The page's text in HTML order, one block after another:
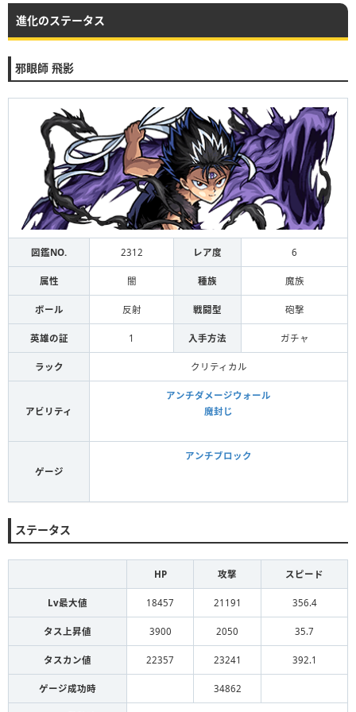
進化のステータス
邪眼師 飛影
図鑑NO. 2312 レア度 6
属性 闇 種族 魔族
ボール 反射 戦闘型 砲撃
英雄の証 1 入手方法 ガチャ
ラック クリティカル
アビリティ
アンチダメージウォール
魔封じ
ゲージ
アンチブロック
ステータス
HP 攻撃 スピード
Lv最大値 18457 21191 356.4
タス上昇値 3900 2050 35.7
タスカン値 22357 23241 392.1
ゲージ成功時 34862